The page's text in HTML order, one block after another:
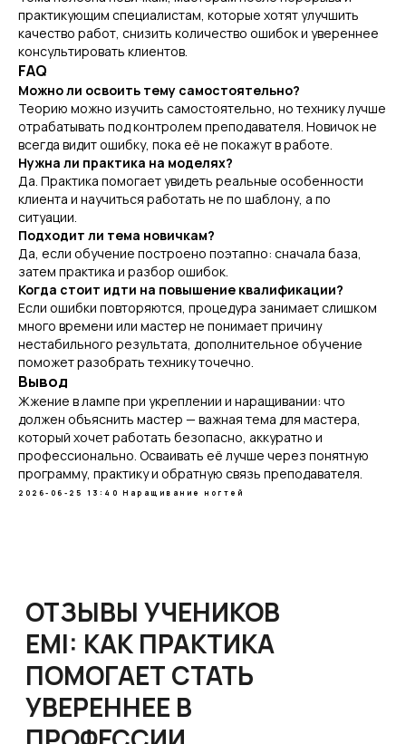
практикующим специалистам, которые хотят улучшить
качество работ, снизить количество ошибок и увереннее
консультировать клиентов.
FAQ
Можно ли освоить тему самостоятельно?
Теорию можно изучить самостоятельно, но технику лучше
отрабатывать под контролем преподавателя. Новичок не
всегда видит ошибку, пока её не покажут в работе.
Нужна ли практика на моделях?
Да. Практика помогает увидеть реальные особенности
клиента и научиться работать не по шаблону, а по
ситуации.
Подходит ли тема новичкам?
Да, если обучение построено поэтапно: сначала база,
затем практика и разбор ошибок.
Когда стоит идти на повышение квалификации?
Если ошибки повторяются, процедура занимает слишком
много времени или мастер не понимает причину
нестабильного результата, дополнительное обучение
поможет разобрать технику точечно.
Вывод
Жжение в лампе при укреплении и наращивании: что
должен объяснить мастер — важная тема для мастера,
который хочет работать безопасно, аккуратно и
профессионально. Осваивать её лучше через понятную
программу, практику и обратную связь преподавателя.
2026-06-25 13:40 Наращивание ногтей
ОТЗЫВЫ УЧЕНИКОВ
EMI: КАК ПРАКТИКА
ПОМОГАЕТ СТАТЬ
УВЕРЕННЕЕ В
ПРОФЕССИИ
Ученики приходят с разным уровнем
подготовки, но чаще всего говорят об
одном: после обучения появляется
уверенность.
ЧИТАТЬ ВСЕ ОТЗЫВЫ
ЗАПИСАТЬСЯ